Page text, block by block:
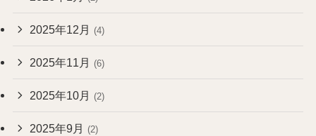
2025年12月 (4)
2025年11月 (6)
2025年10月 (2)
2025年9月 (2)